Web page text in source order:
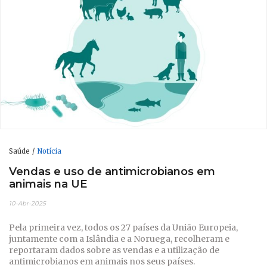
Saúde Notícia
Vendas e uso de antimicrobianos em
animais na UE
10-Abr-2025
Pela primeira vez, todos os 27 países da União Europeia,
juntamente com a Islândia e a Noruega, recolheram e
reportaram dados sobre as vendas e a utilização de
antimicrobianos em animais nos seus países.